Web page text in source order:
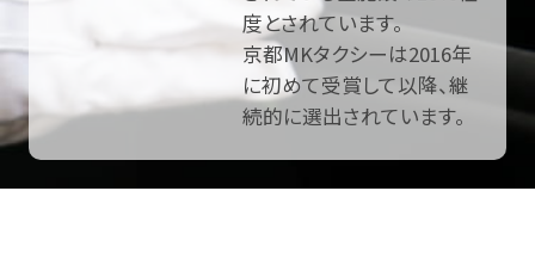
度とされています。
京都MKタクシーは2016年
に初めて受賞して以降、継
続的に選出されています。